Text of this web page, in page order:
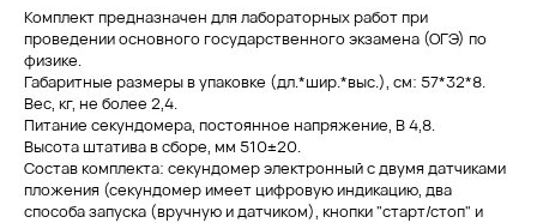
​Комплект предназначен для лабораторных работ при
проведении основного государственного экзамена (ОГЭ) по
физике.
Габаритные размеры в упаковке (дл.*шир.*выс.), см: 57*32*8.
Вес, кг, не более 2,4.
Питание секундомера, постоянное напряжение, В 4,8.
Высота штатива в сборе, мм 510±20.
Состав комплекта: секундомер электронный с двумя датчиками
пложения (секундомер имеет цифровую индикацию, два
способа запуска (вручную и датчиком), кнопки "старт/стоп" и